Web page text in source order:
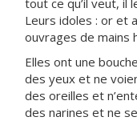
tout ce qu’il veut, il
Leurs idoles : or et
ouvrages de mains
Elles ont une
des yeux et ne
des oreilles et
des narines et ne